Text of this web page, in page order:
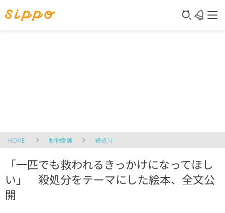
HOME 動物愛護 殺処分
「一匹でも救われるきっかけになってほし
い」 殺処分をテーマにした絵本、全文公
開